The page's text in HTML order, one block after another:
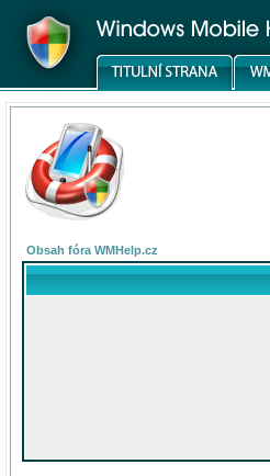
Obsah fóra WMHelp.cz